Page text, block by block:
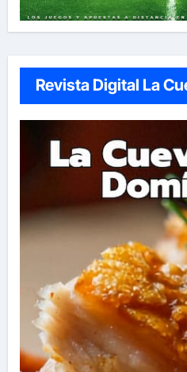
Revista Digital La